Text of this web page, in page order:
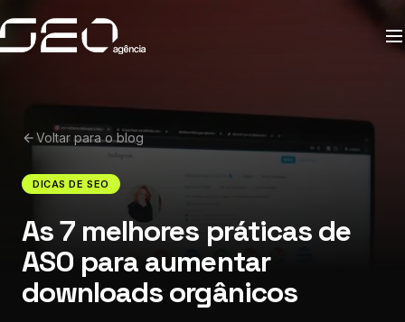
Voltar para o blog
DICAS DE SEO
As 7 melhores práticas de
ASO para aumentar
downloads orgânicos